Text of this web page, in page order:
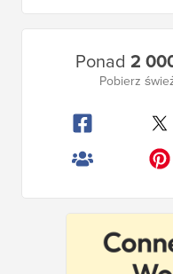
Ponad 2
Pobierz